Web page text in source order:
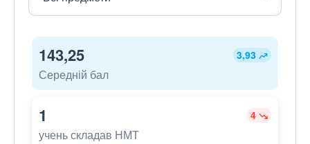
143,25 3,93
Середній бал
1 4
учень складав НМТ